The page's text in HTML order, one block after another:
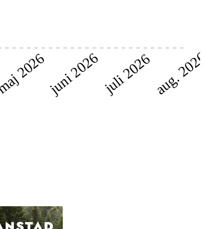
maj 2026juni 2026juli 2026 aug.